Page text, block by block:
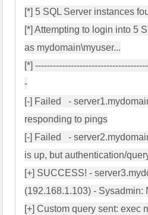
[*] 5 SQL Server instances
[*] Attempting to login into 5
as mydomain\myuser...
[*]
-
[-] Failed   -
responding to pings
[-] Failed   -
is up, but authentication/
[+] SUCCESS! -
(192.168.1.103) - Sysadmin:
[+] Custom query sent: exec